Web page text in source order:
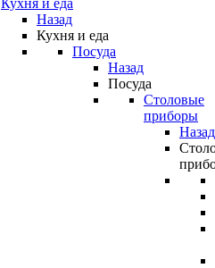
Кухня и еда
Назад
Кухня и еда
Посуда
Назад
Посуда
Столовые
приборы
Назад